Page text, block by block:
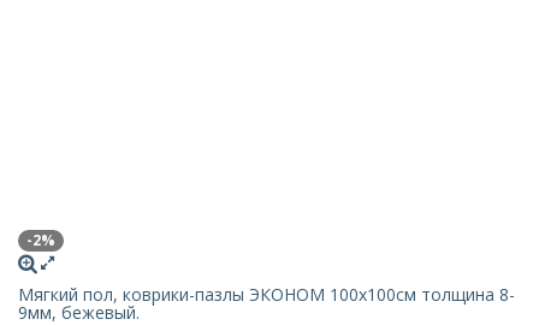
-2%
Мягкий пол, коврики-пазлы ЭКОНОМ 100х100см толщина 8-
9мм, бежевый.